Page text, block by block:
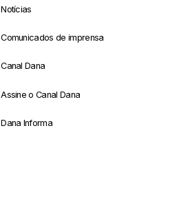
Notícias
Comunicados de imprensa
Canal Dana
Assine o Canal Dana
Dana Informa